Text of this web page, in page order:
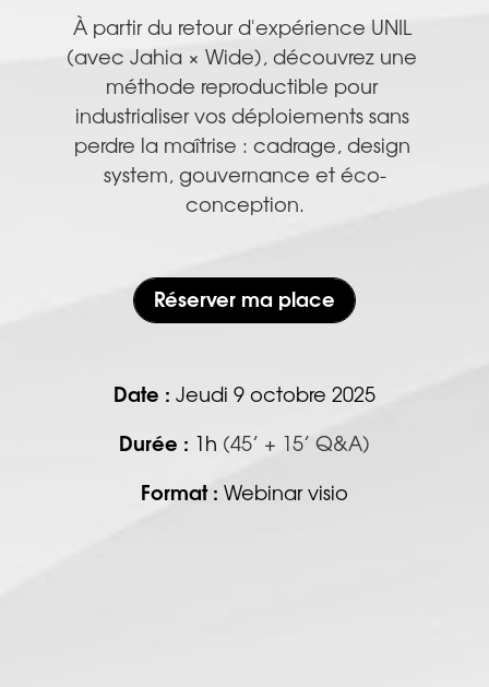
À partir du retour d'expérience UNIL
(avec Jahia × Wide), découvrez une
méthode reproductible pour
industrialiser vos déploiements sans
perdre la maîtrise : cadrage, design
system, gouvernance et éco-
conception.
Réserver ma place
Date : Jeudi 9 octobre 2025
Durée : 1h (45’ + 15’ Q&A)
Format : Webinar visio